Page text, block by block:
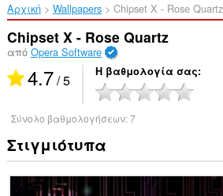
Αρχική Wallpapers Chipset X - Rose Quartz‎
Chipset X - Rose Quartz
από Opera Software
4.7/ 5 Η βαθμολογία σας
Σύνολο βαθμολογήσεων:7
Στιγμιότυπα